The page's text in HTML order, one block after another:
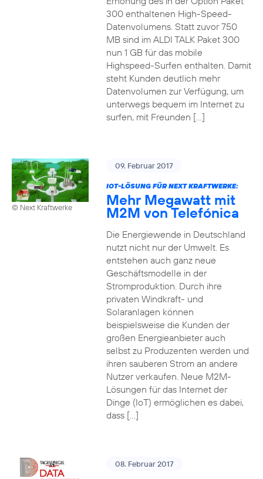
300 enthaltenen High-Speed-
Datenvolumens. Statt zuvor 750
MB sind im ALDI TALK Paket 300
nun 1 GB für das mobile
Highspeed-Surfen enthalten. Damit
steht Kunden deutlich mehr
Datenvolumen zur Verfügung, um
unterwegs bequem im Internet zu
surfen, mit Freunden […]
© Next Kraftwerke
09. Februar 2017
IOT-LÖSUNG FÜR NEXT KRAFTWERKE:
Mehr Megawatt mit
M2M von Telefónica
Die Energiewende in Deutschland
nutzt nicht nur der Umwelt. Es
entstehen auch ganz neue
Geschäftsmodelle in der
Stromproduktion. Durch ihre
privaten Windkraft- und
Solaranlagen können
beispielsweise die Kunden der
großen Energieanbieter auch
selbst zu Produzenten werden und
ihren sauberen Strom an andere
Nutzer verkaufen. Neue M2M-
Lösungen für das Internet der
Dinge (IoT) ermöglichen es dabei,
dass […]
08. Februar 2017